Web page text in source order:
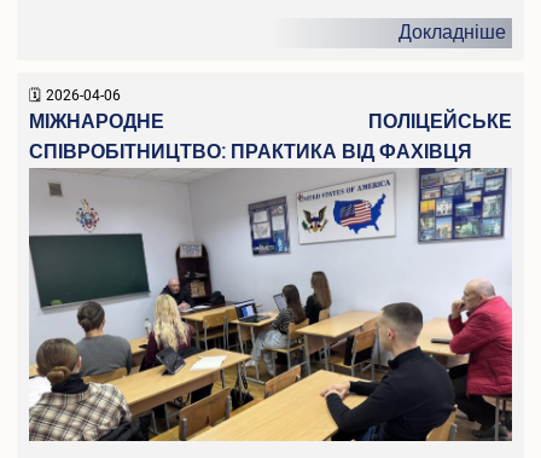
Докладніше
2026-04-06
МІЖНАРОДНЕ ПОЛІЦЕЙСЬКЕ
СПІВРОБІТНИЦТВО: ПРАКТИКА ВІД ФАХІВЦЯ